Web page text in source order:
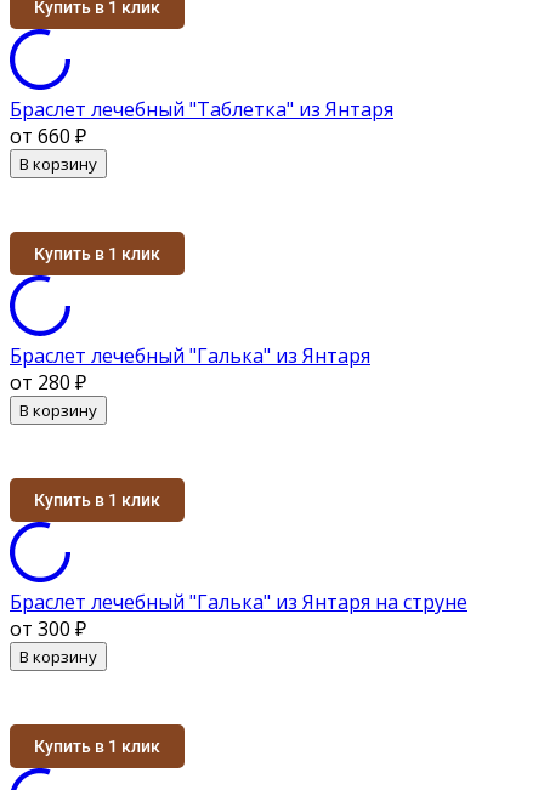
Купить в 1 клик
Браслет лечебный "Таблетка" из Янтаря
от 660 ₽
В корзину
Купить в 1 клик
Браслет лечебный "Галька" из Янтаря
от 280 ₽
В корзину
Купить в 1 клик
Браслет лечебный "Галька" из Янтаря на струне
от 300 ₽
В корзину
Купить в 1 клик